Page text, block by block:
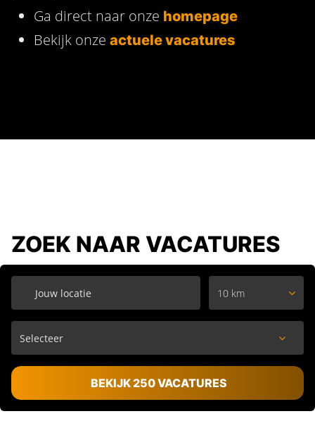
Ga direct naar onze homepage
Bekijk onze actuele vacatures
ZOEK NAAR VACATURES
10 km
BEKIJK 250 VACATURES